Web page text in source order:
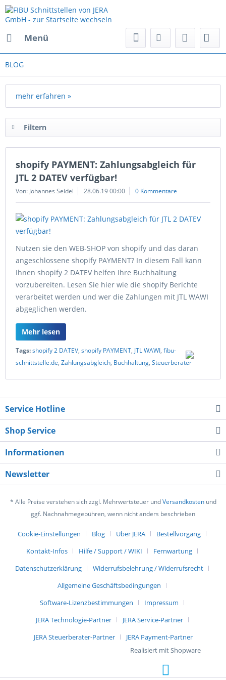
Menü
BLOG
mehr erfahren »
Filtern
shopify PAYMENT: Zahlungsabgleich für
JTL 2 DATEV verfügbar!
Von: Johannes Seidel 28.06.19 00:00 0 Kommentare
Nutzen sie den WEB-SHOP von shopify und das daran
angeschlossene shopify PAYMENT? In diesem Fall kann
Ihnen shopify 2 DATEV helfen Ihre Buchhaltung
vorzubereiten. Lesen Sie hier wie die shopify Berichte
verarbeitet werden und wer die Zahlungen mit JTL WAWI
abgeglichen werden.
Mehr lesen
Tags:shopify 2 DATEV, shopify PAYMENT, JTL WAWI, fibu-
schnittstelle.de, Zahlungsabgleich, Buchhaltung, Steuerberater
Service Hotline
Shop Service
Informationen
Newsletter
* Alle Preise verstehen sich zzgl. Mehrwertsteuer undVersandkostenund
ggf. Nachnahmegebühren, wenn nicht anders beschrieben
Cookie-Einstellungen Blog Über JERA
Bestellvorgang
Kontakt-Infos
Hilfe / Support / WIKI
Fernwartung
Datenschutzerklärung
Widerrufsbelehrung / Widerrufsrecht
Allgemeine Geschäftsbedingungen
Software-Lizenzbestimmungen
Impressum
JERA Technologie-Partner
JERA Service-Partner
JERA Steuerberater-Partner
JERA Payment-Partner
Realisiert mit Shopware